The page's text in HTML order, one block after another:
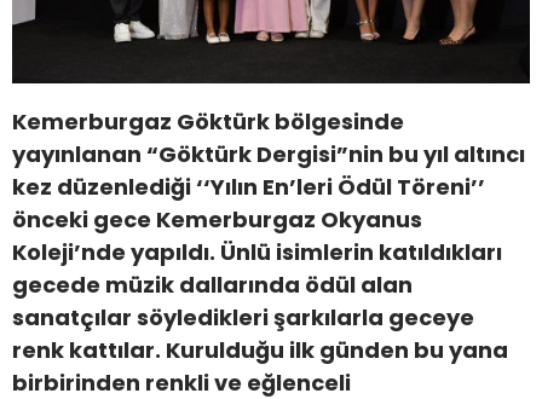
Kemerburgaz Göktürk bölgesinde
yayınlanan “Göktürk Dergisi”nin bu yıl altıncı
kez düzenlediği ‘‘Yılın En’leri Ödül Töreni’’
önceki gece Kemerburgaz Okyanus
Koleji’nde yapıldı. Ünlü isimlerin katıldıkları
gecede müzik dallarında ödül alan
sanatçılar söyledikleri şarkılarla geceye
renk kattılar. Kurulduğu ilk günden bu yana
birbirinden renkli ve eğlenceli